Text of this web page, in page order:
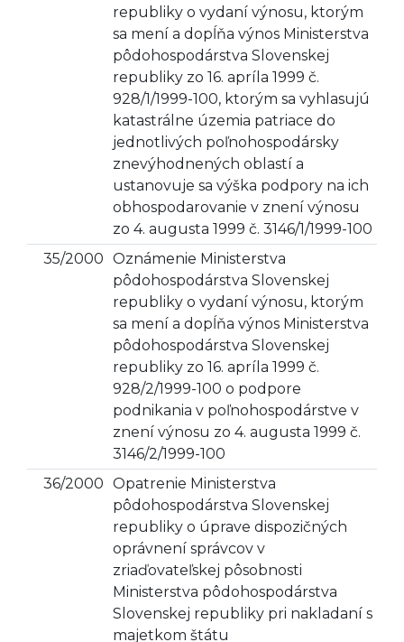
republiky o vydaní výnosu, ktorým
sa mení a dopĺňa výnos Ministerstva
pôdohospodárstva Slovenskej
republiky zo 16. apríla 1999 č.
928/1/1999-100, ktorým sa vyhlasujú
katastrálne územia patriace do
jednotlivých poľnohospodársky
znevýhodnených oblastí a
ustanovuje sa výška podpory na ich
obhospodarovanie v znení výnosu
zo 4. augusta 1999 č. 3146/1/1999-100
35/2000 Oznámenie Ministerstva
pôdohospodárstva Slovenskej
republiky o vydaní výnosu, ktorým
sa mení a dopĺňa výnos Ministerstva
pôdohospodárstva Slovenskej
republiky zo 16. apríla 1999 č.
928/2/1999-100 o podpore
podnikania v poľnohospodárstve v
znení výnosu zo 4. augusta 1999 č.
3146/2/1999-100
36/2000 Opatrenie Ministerstva
pôdohospodárstva Slovenskej
republiky o úprave dispozičných
oprávnení správcov v
zriaďovateľskej pôsobnosti
Ministerstva pôdohospodárstva
Slovenskej republiky pri nakladaní s
majetkom štátu